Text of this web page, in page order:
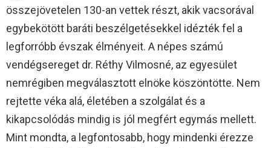
összejövetelen 130-an vettek részt, akik vacsorával
egybekötött baráti beszélgetésekkel idézték fel a
legforróbb évszak élményeit. A népes számú
vendégsereget dr. Réthy Vilmosné, az egyesület
nemrégiben megválasztott elnöke köszöntötte. Nem
rejtette véka alá, életében a szolgálat és a
kikapcsolódás mindig is jól megfért egymás mellett.
Mint mondta, a legfontosabb, hogy mindenki érezze